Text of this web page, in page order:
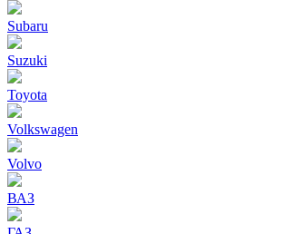
Subaru
Suzuki
Toyota
Volkswagen
Volvo
ВАЗ